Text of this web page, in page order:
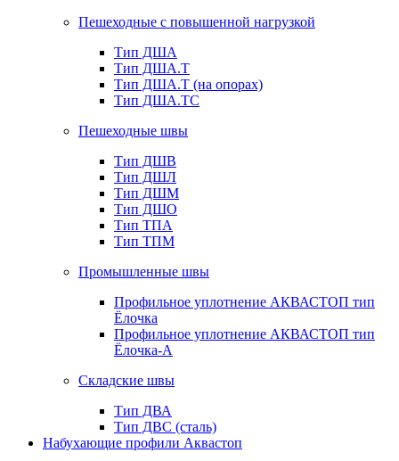
Пешеходные с повышенной нагрузкой
Тип ДША
Тип ДША.Т
Тип ДША.Т (на опорах)
Тип ДША.ТС
Пешеходные швы
Тип ДШВ
Тип ДШЛ
Тип ДШМ
Тип ДШО
Тип ТПА
Тип ТПМ
Промышленные швы
Профильное уплотнение АКВАСТОП тип
Ёлочка
Профильное уплотнение АКВАСТОП тип
Ёлочка-А
Складские швы
Тип ДВА
Тип ДВС (сталь)
Набухающие профили Аквастоп